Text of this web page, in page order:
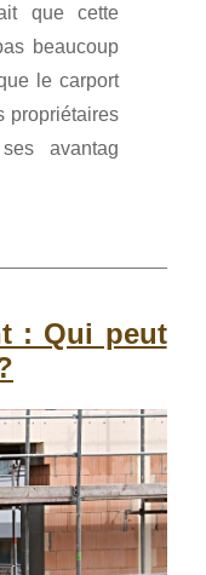
que cette
beaucoup
le carport
propriétaires
avantag
: Qui peut